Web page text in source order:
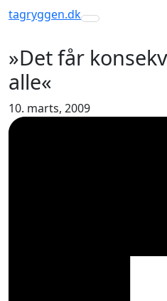
tagryggen.dk
Toggle
»Det får
alle«
10. marts, 2009